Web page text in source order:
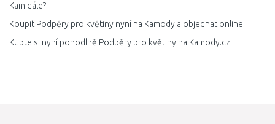
Kam dále?
Koupit Podpěry pro květiny nyní na Kamody a objednat online.
Kupte si nyní pohodlně Podpěry pro květiny na Kamody.cz.